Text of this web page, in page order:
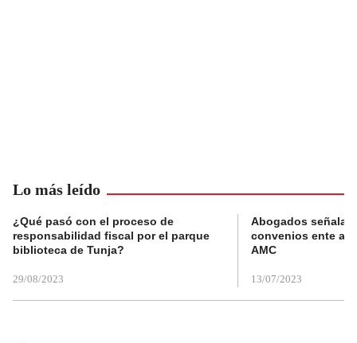
Lo más leído
¿Qué pasó con el proceso de
responsabilidad fiscal por el parque
biblioteca de Tunja?
29/08/2023
Abogados
convenios ente
AMC
13/07/2023